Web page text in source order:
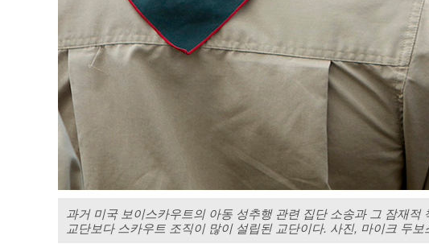
과거 미국 보이스카우트의 아동 성추행 관련 집단 소송과 그 잠재
교단보다 스카우트 조직이 많이 설립된 교단이다. 사진, 마이크 두